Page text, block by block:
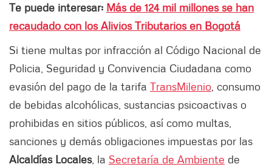
Te puede interesar: Más de 124 mil millones se han
recaudado con los Alivios Tributarios en Bogotá
Si tiene multas por infracción al Código Nacional de
Policia, Seguridad y Convivencia Ciudadana como
evasión del pago de la tarifa TransMilenio , consumo
de bebidas alcohólicas, sustancias psicoactivas o
prohibidas en sitios públicos, así como multas,
sanciones y demás obligaciones impuestas por las
Alcaldías Locales, la Secretaría de Ambiente de